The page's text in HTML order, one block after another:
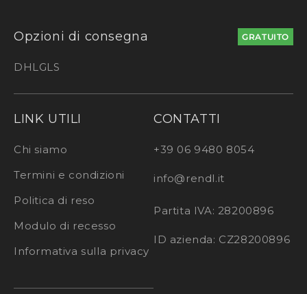
Opzioni di consegna GRATUITO
DHLGLS
LINK UTILI
Chi siamo
Termini e condizioni
Politica di reso
Modulo di recesso
Informativa sulla privacy
CONTATTI
+39 06 9480 8054
info@rendl.it
Partita IVA: 28200896
ID azienda: CZ28200896